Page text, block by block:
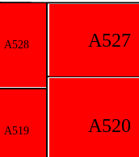
A519 A520
A527
A528